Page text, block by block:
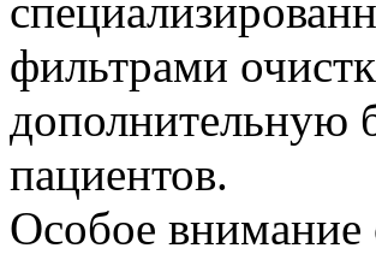
фильтрами
дополнительную
пациентов.
Особое